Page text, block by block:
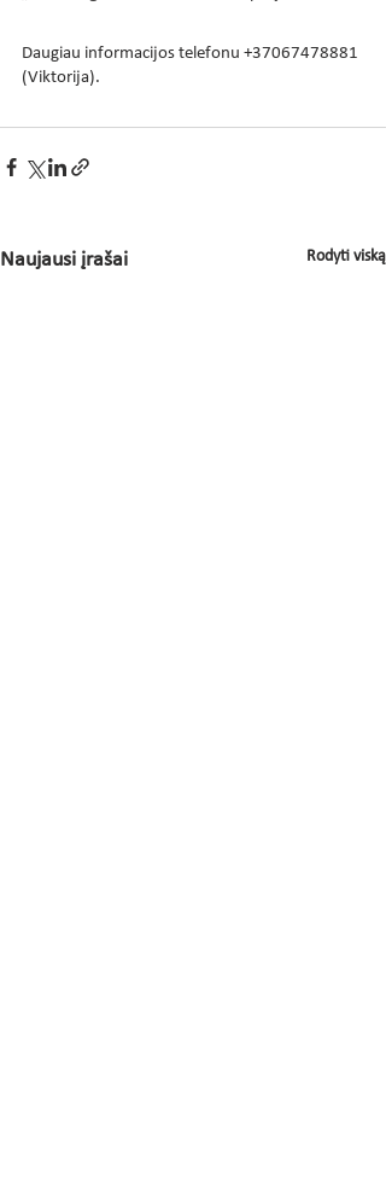
Daugiau informacijos telefonu +37067478881
(Viktorija).
Naujausi įrašai Rodyti viską